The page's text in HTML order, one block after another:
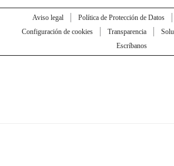
Aviso legal Política de Protección de Datos
Configuración de cookies
Transparencia
Escríbanos